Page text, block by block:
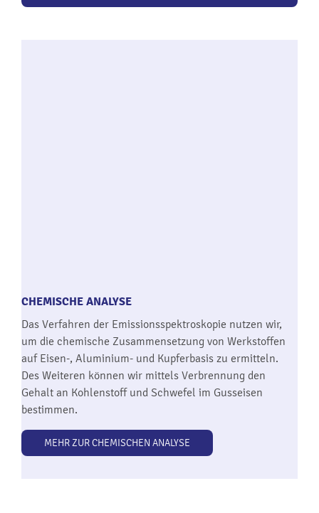
CHEMISCHE ANALYSE
Das Verfahren der Emissionsspektroskopie nutzen wir,
um die chemische Zusammensetzung von Werkstoffen
auf Eisen-, Aluminium- und Kupferbasis zu ermitteln.
Des Weiteren können wir mittels Verbrennung den
Gehalt an Kohlenstoff und Schwefel im Gusseisen
bestimmen.
MEHR ZUR CHEMISCHEN ANALYSE